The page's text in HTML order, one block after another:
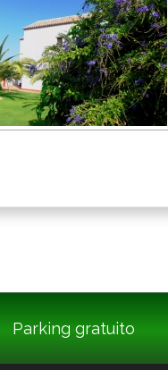
Parking gratuito